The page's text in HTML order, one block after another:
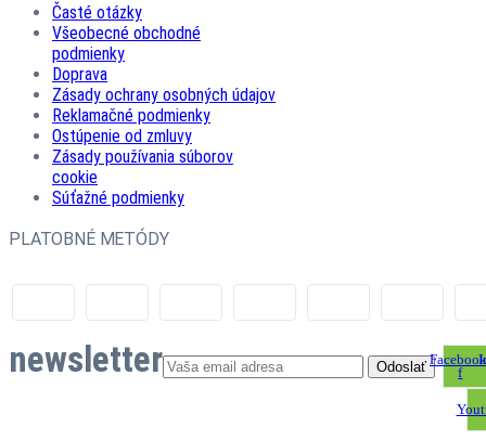
Časté otázky
Všeobecné obchodné
podmienky
Doprava
Zásady ochrany osobných údajov
Reklamačné podmienky
Ostúpenie od zmluvy
Zásady používania súborov
cookie
Súťažné podmienky
PLATOBNÉ METÓDY
newsletter
f